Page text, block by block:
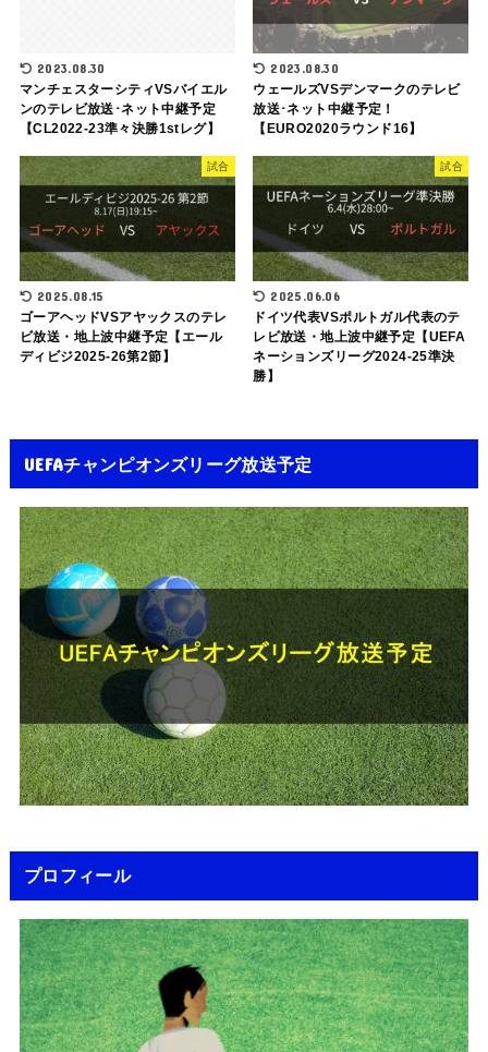
2023.08.30
マンチェスターシティVSバイエル
ンのテレビ放送･ネット中継予定
【CL2022-23準々決勝1stレグ】
2023.08.30
ウェールズVSデンマークのテレビ
放送･ネット中継予定！
【EURO2020ラウンド16】
試合
2025.08.15
ゴーアヘッドVSアヤックスのテレ
ビ放送・地上波中継予定【エール
ディビジ2025-26第2節】
試合
2025.06.06
ドイツ代表VSポルトガル代表のテ
レビ放送・地上波中継予定【UEFA
ネーションズリーグ2024-25準決
勝】
UEFAチャンピオンズリーグ放送予定
プロフィール